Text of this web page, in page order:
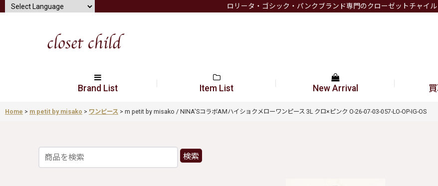
ロリータ・ゴシック・パンクブランド専門のクローゼットチャイル
Brand List Item List New Arrival
Home > m petit by misako > ワンピース > m petit by misako / NINA'SコラボAMハイショクメローワンピース 3L クロ×ピンク O-26-07-03-057-LO-OP-IG-OS
検索